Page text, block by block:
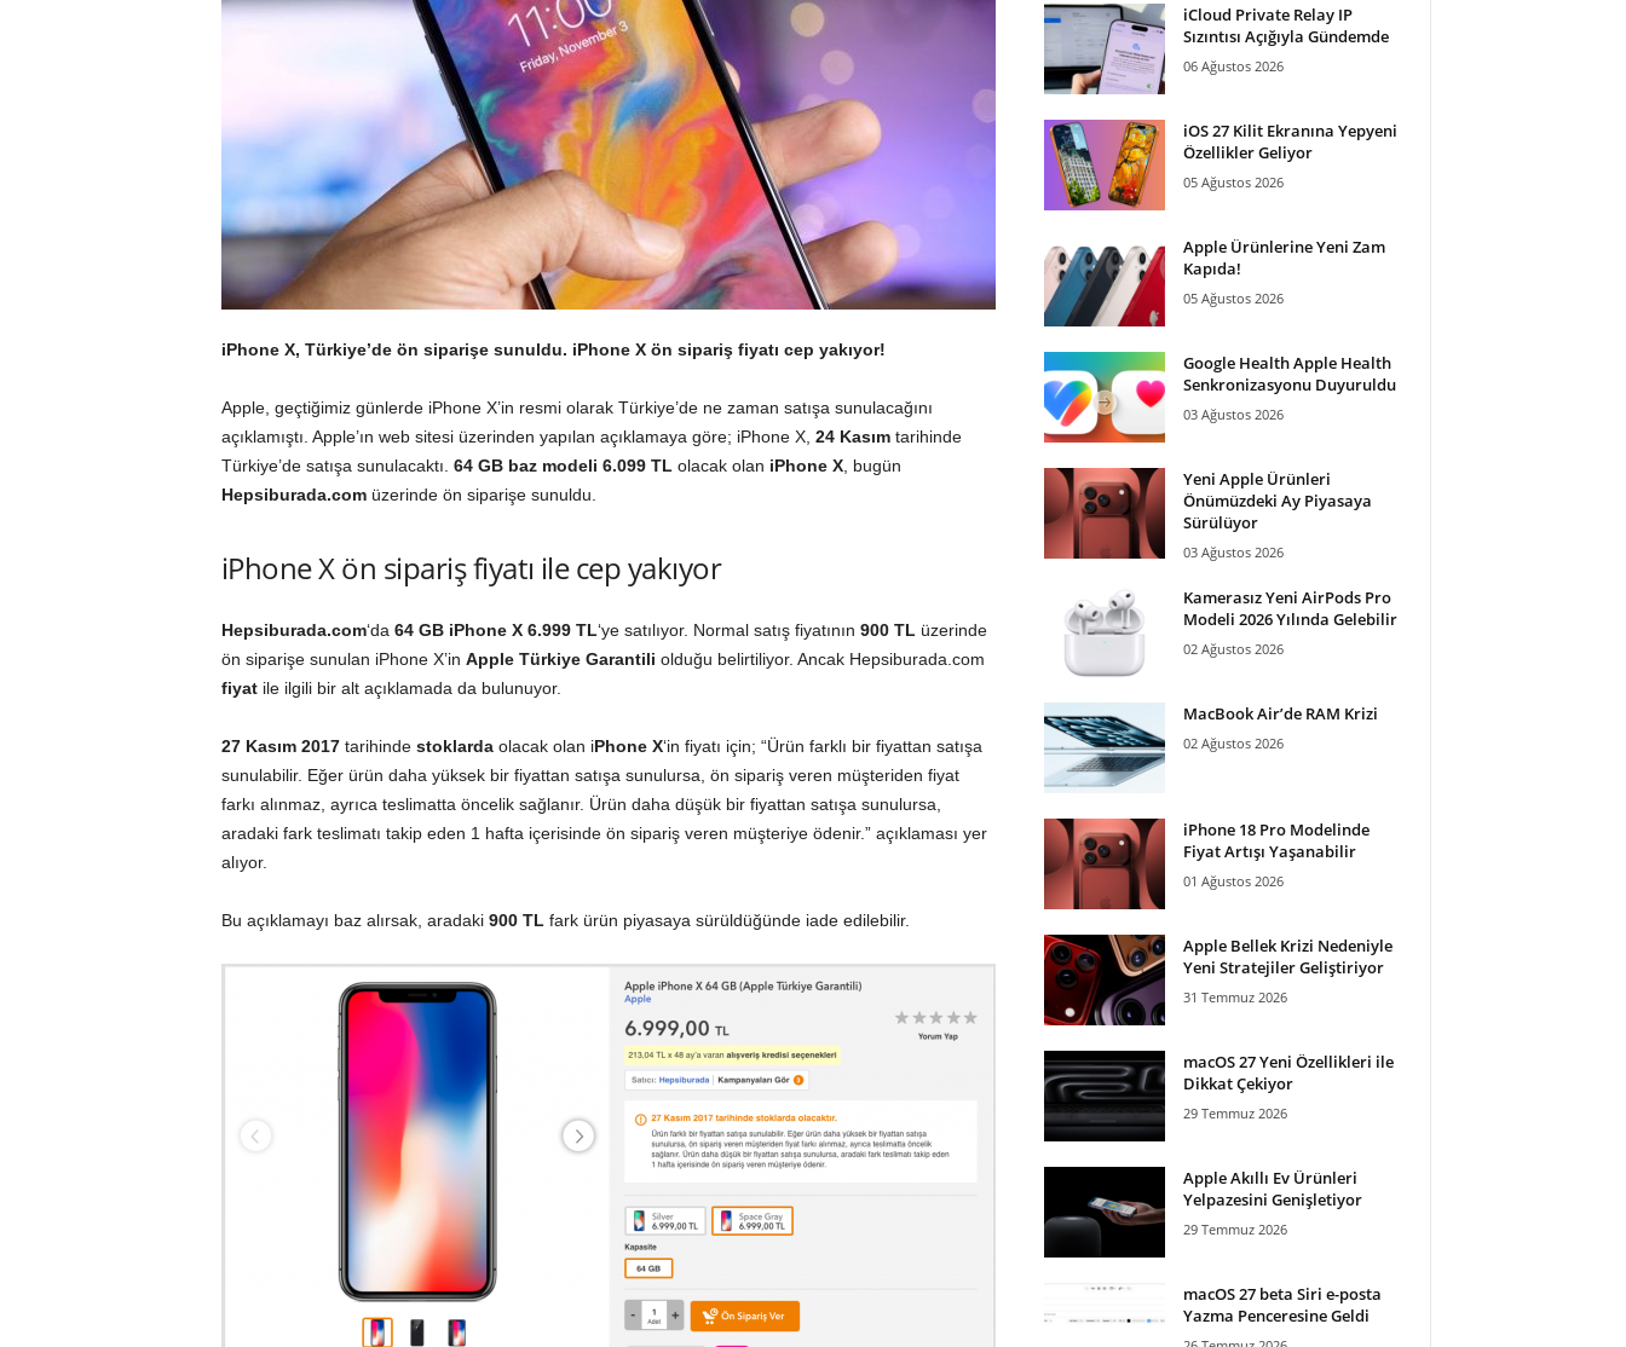
a
iPhone X, Türkiye’de ön siparişe sunuldu. iPhone X ön sipariş fiyatı cep yakıyor!
Apple, geçtiğimiz günlerde iPhone X’in resmi olarak Türkiye’de ne zaman satışa sunulacağını
açıklamıştı. Apple’ın web sitesi üzerinden yapılan açıklamaya göre; iPhone X, 24 Kasımtarihinde
Türkiye’de satışa sunulacaktı. 64 GB baz modeli 6.099 TL olacak olan iPhone X, bugün
Hepsiburada.comüzerinde ön siparişe sunuldu.
iPhone X ön sipariş fiyatı ile cep yakıyor
Hepsiburada.com‘da 64 GB iPhone X 6.999 TL‘ye satılıyor. Normal satış fiyatının 900 TL üzerinde
ön siparişe sunulan iPhone X’in Apple Türkiye Garantili olduğu belirtiliyor. Ancak Hepsiburada.com
fiyatile ilgili bir alt açıklamada da bulunuyor.
27 Kasım 2017tarihinde stoklardaolacak olan iPhone X‘in fiyatı için; “Ürün farklı bir fiyattan satışa
sunulabilir. Eğer ürün daha yüksek bir fiyattan satışa sunulursa, ön sipariş veren müşteriden fiyat
farkı alınmaz, ayrıca teslimatta öncelik sağlanır. Ürün daha düşük bir fiyattan satışa sunulursa,
aradaki fark teslimatı takip eden 1 hafta içerisinde ön sipariş veren müşteriye ödenir.” açıklaması yer
alıyor.
Bu açıklamayı baz alırsak, aradaki 900 TL fark ürün piyasaya sürüldüğünde iade edilebilir.
iCloud Private Relay IP
Sızıntısı Açığıyla Gündemde
06 Ağustos 2026
iOS 27 Kilit Ekranına Yepyeni
Özellikler Geliyor
05 Ağustos 2026
Apple Ürünlerine Yeni Zam
Kapıda!
05 Ağustos 2026
Google Health Apple Health
Senkronizasyonu Duyuruldu
03 Ağustos 2026
Yeni Apple Ürünleri
Önümüzdeki Ay Piyasaya
Sürülüyor
03 Ağustos 2026
Kamerasız Yeni AirPods Pro
Modeli 2026 Yılında Gelebilir
02 Ağustos 2026
MacBook Air’de RAM Krizi
02 Ağustos 2026
iPhone 18 Pro Modelinde
Fiyat Artışı Yaşanabilir
01 Ağustos 2026
Apple Bellek Krizi Nedeniyle
Yeni Stratejiler Geliştiriyor
31 Temmuz 2026
macOS 27 Yeni Özellikleri ile
Dikkat Çekiyor
29 Temmuz 2026
Apple Akıllı Ev Ürünleri
Yelpazesini Genişletiyor
29 Temmuz 2026
macOS 27 beta Siri e-posta
Yazma Penceresine Geldi